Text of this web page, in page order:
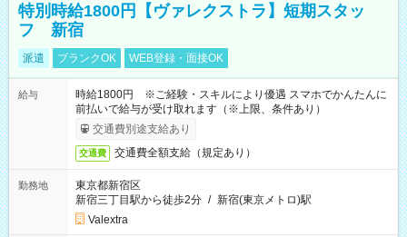
特別時給1800円【ヴァレクストラ】短期スタッ
フ 新宿
派遣 ブランクOK WEB登録・面接OK
給与
時給1800円 ※ご経験・スキルにより優遇 スマホでかんたんに
前払いで給与が受け取れます（※上限、条件あり）
交通費別途支給あり
交通費 交通費全額支給（規定あり）
勤務地
東京都新宿区
新宿三丁目駅から徒歩2分 / 新宿(東京メトロ)駅
Valextra